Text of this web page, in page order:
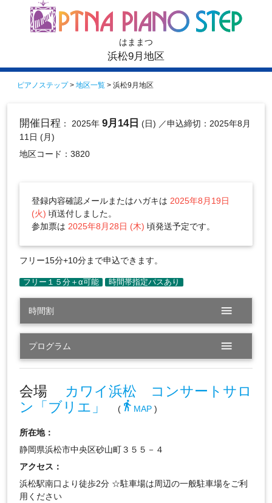
はままつ
浜松9月地区
ピアノステップ> 地区一覧 > 浜松9月地区
開催日程 ： 2025年 9月14日 (日) ／申込締切：2025年8月
11日 (月)
地区コード：3820
登録内容確認メールまたはハガキは 2025年8月19日
(火) 頃送付しました。
参加票は 2025年8月28日 (木) 頃発送予定です。
フリー15分+10分まで申込できます。
時間割 menu
プログラム menu
会場
カワイ浜松 コンサートサロ
ン「ブリエ」
(directions_walk MAP)
所在地：
静岡県浜松市中央区砂山町３５５－４
アクセス：
浜松駅南口より徒歩2分 ☆駐車場は周辺の一般駐車場をご利
用ください